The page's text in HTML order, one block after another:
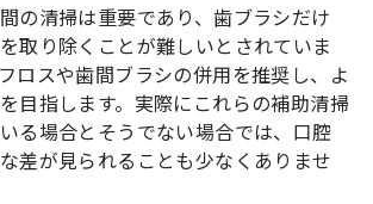
の清掃は重要であり、歯ブラシだけ
取り除くことが難しいとされていま
ロスや歯間ブラシの併用を推奨し、よ
目指します。実際にこれらの補助清掃
る場合とそうでない場合では、口腔
差が見られることも少なくありませ